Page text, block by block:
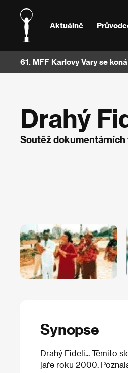
Aktuálně
61. MFF Karlovy Vary se
Drahý
Soutěž dokumentárních
Synopse
Drahý Fideli... Těmito
jaře roku 2000.